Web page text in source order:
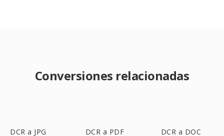
Conversiones relacionadas
DCR a JPG DCR a PDF DCR a DOC